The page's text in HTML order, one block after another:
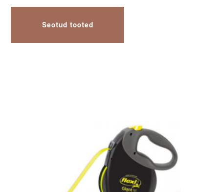
Seotud tooted